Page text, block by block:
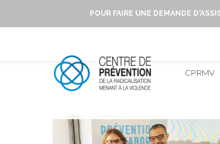
POUR FAIRE UNE DEMANDE
CPRMV